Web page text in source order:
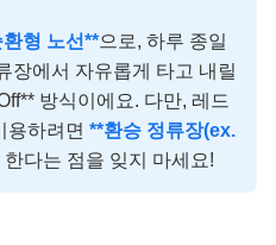
형 노선**으로, 하루 종일
장에서 자유롭게 타고 내릴
방식이에요. 다만, 레드
용하려면 **환승 정류장(ex.
다는 점을 잊지 마세요!